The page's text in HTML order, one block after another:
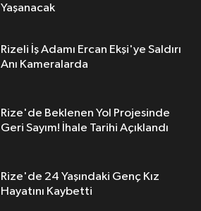
Yaşanacak
Rizeli İş Adamı Ercan Ekşi'ye Saldırı
Anı Kameralarda
Rize'de Beklenen Yol Projesinde
Geri Sayım! İhale Tarihi Açıklandı
Rize'de 24 Yaşındaki Genç Kız
Hayatını Kaybetti